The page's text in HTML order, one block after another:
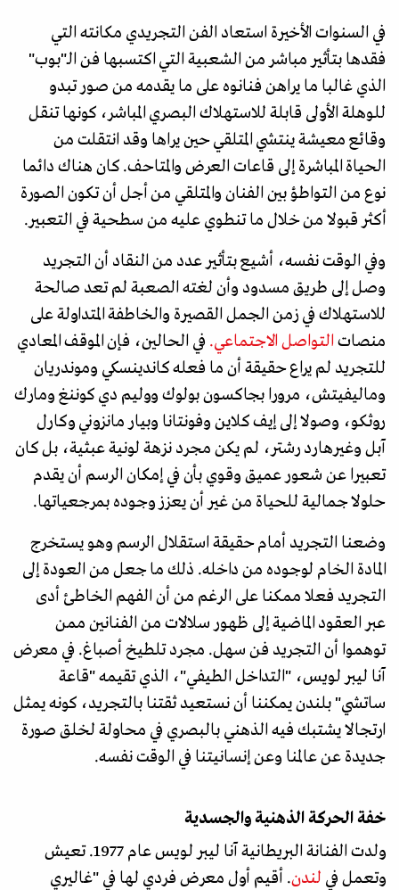
في السنوات الأخيرة استعاد الفن التجريدي مكانته التي
فقدها بتأثير مباشر من الشعبية التي اكتسبها فن الـ"بوب"
الذي غالبا ما يراهن فنانوه على ما يقدمه من صور تبدو
للوهلة الأولى قابلة للاستهلاك البصري المباشر، كونها تنقل
وقائع معيشة ينتشي المتلقي حين يراها وقد انتقلت من
الحياة المباشرة إلى قاعات العرض والمتاحف. كان هناك دائما
نوع من التواطؤ بين الفنان والمتلقي من أجل أن تكون الصورة
أكثر قبولا من خلال ما تنطوي عليه من سطحية في التعبير.
وفي الوقت نفسه، أشيع بتأثير عدد من النقاد أن التجريد
وصل إلى طريق مسدود وأن لغته الصعبة لم تعد صالحة
للاستهلاك في زمن الجمل القصيرة والخاطفة المتداولة على
منصات التواصل الاجتماعي. في الحالين، فإن الموقف المعادي
للتجريد لم يراع حقيقة أن ما فعله كاندينسكي وموندريان
وماليفيتش، مرورا بجاكسون بولوك ووليم دي كوننغ ومارك
روثكو، وصولا إلى إيف كلاين وفونتانا وبيار مانزوني وكارل
آبل وغيرهارد رشتر، لم يكن مجرد نزهة لونية عبثية، بل كان
تعبيرا عن شعور عميق وقوي بأن في إمكان الرسم أن يقدم
حلولا جمالية للحياة من غير أن يعزز وجوده بمرجعياتها.
وضعنا التجريد أمام حقيقة استقلال الرسم وهو يستخرج
المادة الخام لوجوده من داخله. ذلك ما جعل من العودة إلى
التجريد فعلا ممكنا على الرغم من أن الفهم الخاطئ أدى
عبر العقود الماضية إلى ظهور سلالات من الفنانين ممن
توهموا أن التجريد فن سهل. مجرد تلطيخ أصباغ. في معرض
آنا ليبر لويس، "التداخل الطيفي"، الذي تقيمه "قاعة
ساتشي" بلندن يمكننا أن نستعيد ثقتنا بالتجريد، كونه يمثل
ارتجالا يشتبك فيه الذهني بالبصري في محاولة لخلق صورة
جديدة عن عالمنا وعن إنسانيتنا في الوقت نفسه.
خفة الحركة الذهنية والجسدية
ولدت الفنانة البريطانية آنا ليبر لويس عام 1977. تعيش
وتعمل في لندن. أقيم أول معرض فردي لها في "غاليري